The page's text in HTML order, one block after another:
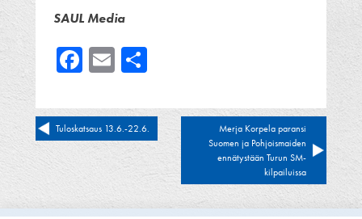
SAUL Media
Facebook
Email
Artikkelien
selaus
Tuloskatsaus 13.6.-22.6.
Merja Korpela paransi
Suomen ja Pohjoismaiden
ennätystään Turun SM-
kilpailuissa